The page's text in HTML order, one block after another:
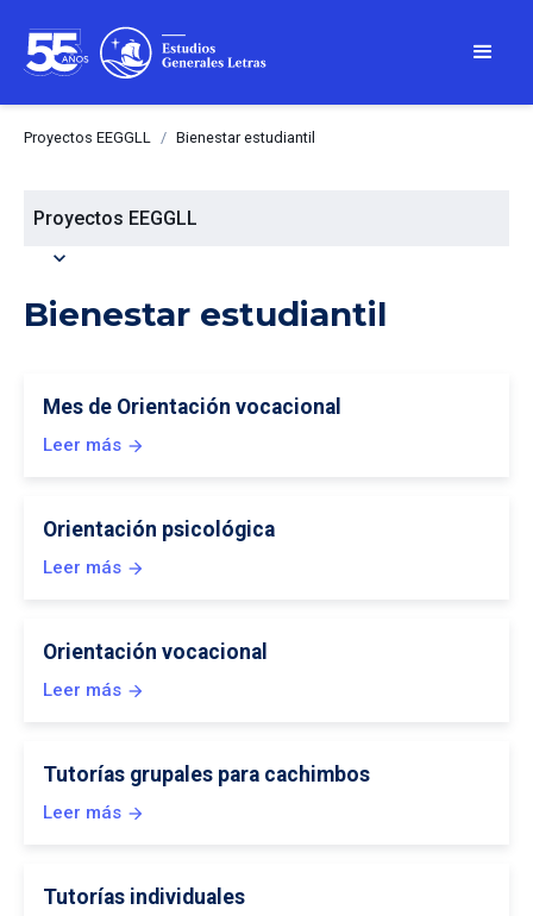
Proyectos EEGGLL / Bienestar estudiantil
Proyectos EEGGLL
expand_more
Bienestar estudiantil
Mes de Orientación vocacional
Leer más arrow_forward
Orientación psicológica
Leer más arrow_forward
Orientación vocacional
Leer más arrow_forward
Tutorías grupales para cachimbos
Leer más arrow_forward
Tutorías individuales